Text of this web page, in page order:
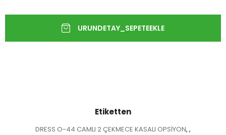
Etiketten
DRESS O-44 CAMLI 2 ÇEKMECE KASALI OPSİYON, ,